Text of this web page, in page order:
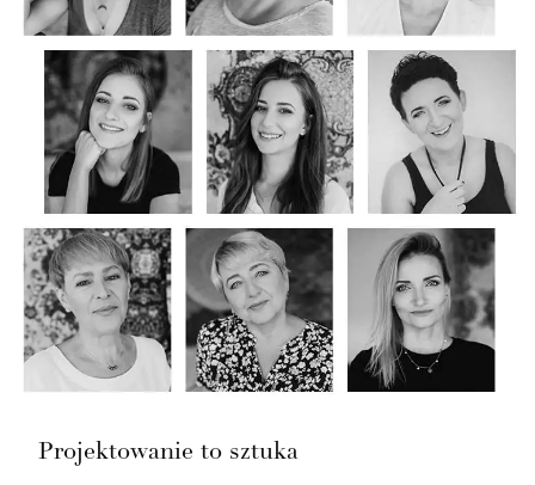
Projektowanie to sztuka